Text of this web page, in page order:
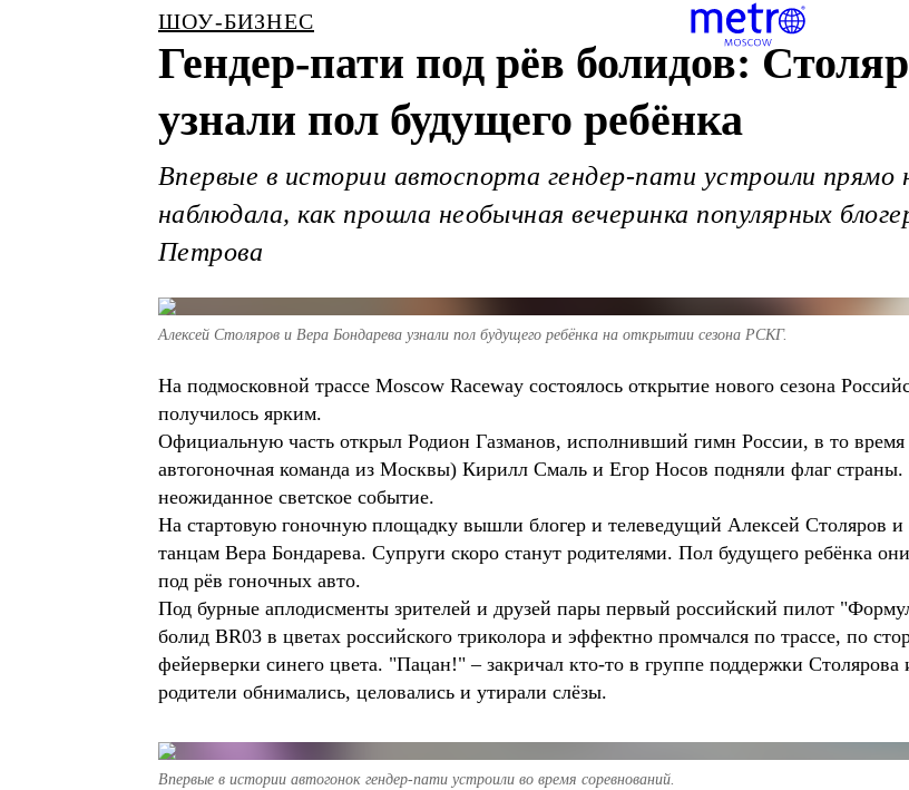
ШОУ-БИЗНЕС
Гендер-пати под рёв болидов:
узнали пол будущего ребёнка
Впервые в истории автоспорта гендер-пати устроили прямо
наблюдала, как прошла необычная вечеринка популярных
Петрова
Алексей Столяров и Вера Бондарева узнали пол будущего ребёнка на открытии сезона РСКГ.
На подмосковной трассе Moscow Raceway состоялось открытие нового сезона
получилось ярким.
Официальную часть открыл Родион Газманов, исполнивший гимн России, в то
автогоночная команда из Москвы) Кирилл Смаль и Егор Носов подняли флаг
неожиданное светское событие.
На стартовую гоночную площадку вышли блогер и телеведущий Алексей Столяров
танцам Вера Бондарева. Супруги скоро станут родителями. Пол будущего ребёнка
под рёв гоночных авто.
Под бурные аплодисменты зрителей и друзей пары первый российский пилот
болид BR03 в цветах российского триколора и эффектно промчался по трассе, по
фейерверки синего цвета. "Пацан!" – закричал кто-то в группе поддержки
родители обнимались, целовались и утирали слёзы.
Впервые в истории автогонок гендер-пати устроили во время соревнований.